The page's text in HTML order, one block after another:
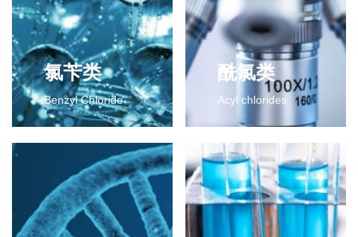
氯苄类
Benzyl Chloride
氯苄类
2-氯-4-氟二氯甲苯
2-氯-4-氟三氯甲苯
更多>>
酰氯类
Acyl chlorides
酰氯类
2-氯-4-氟苯甲酰氯
2,6-二氯苯甲酰氯
2,3-二氯苯甲酰氯
间氯苯甲酰氯